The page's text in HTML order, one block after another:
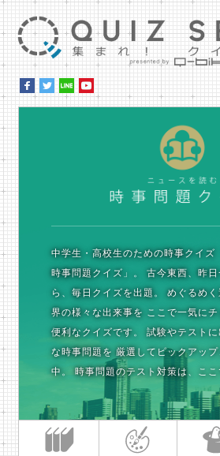
中学生・高校生のための時事クイズ
時事問題クイズ」。
古今東西、昨
ら、毎日クイズを出題。
めぐるめ
界の様々な出来事を ここで一気に
便利なクイズです。
試験やテスト
な時事問題を 厳選してピックアッ
中。
時事問題のテスト対策は、ここ